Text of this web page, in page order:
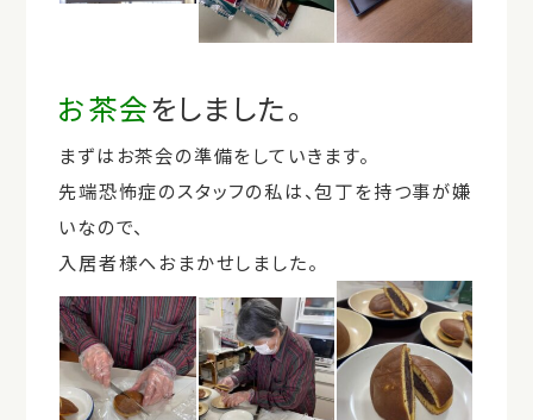
お茶会をしました。
まずはお茶会の準備をしていきます。
先端恐怖症のスタッフの私は、包丁を持つ事が嫌
いなので、
入居者様へおまかせしました。